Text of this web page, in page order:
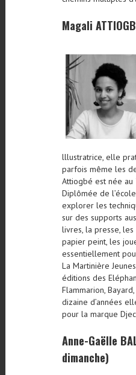
Magali
lllustratrice, elle
parfois même les
Attiogbé est née au
Diplômée de
explorer les
sur des supports
livres, la presse,
papier peint, les
essentiellement
La Martinière
éditions des
Flammarion,
dizaine d’années
pour la marque
Anne-Gaëlle
dimanche)